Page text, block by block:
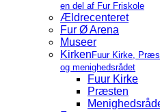
en del af Fur Friskole
Ældrecenteret
Fur Ø Arena
Museer
Kirken Fuur Kirke,
og menighedsrådet
Fuur Kirke
Præsten